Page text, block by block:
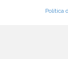
Política